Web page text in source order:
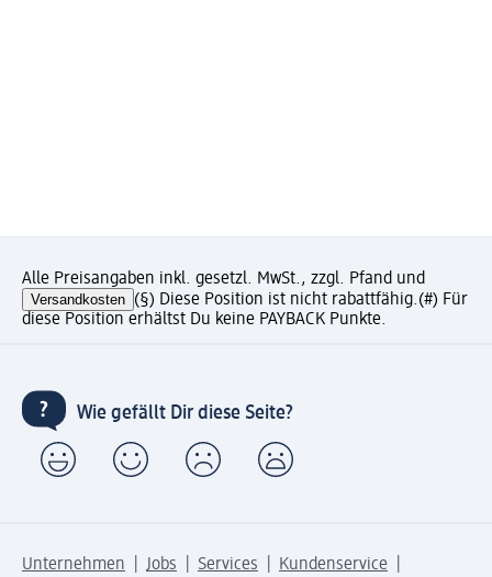
Alle Preisangaben inkl. gesetzl. MwSt., zzgl. Pfand und
Versandkosten (§) Diese Position ist nicht rabattfähig.(#) Für
diese Position erhältst Du keine PAYBACK Punkte.
Wie gefällt Dir diese Seite?
Unternehmen Jobs Services
Kundenservice